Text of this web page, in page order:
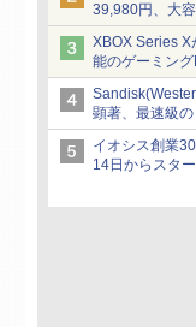
39,980円、大
[8月前半のメ
XBOX Series X
能のゲーミン
【石田賀津男
顕著、最速級
割れ [8月前半
イオシス創業
14日からスター